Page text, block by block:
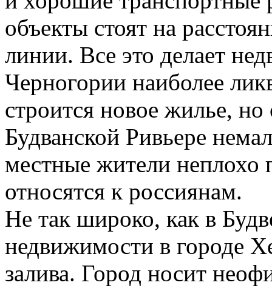
объекты стоят на
линии. Все это делает
Черногории наиболее
строится новое жилье,
Будванской Ривьере
местные жители
относятся к россиянам.
Не так широко, как в
недвижимости в городе
залива. Город носит